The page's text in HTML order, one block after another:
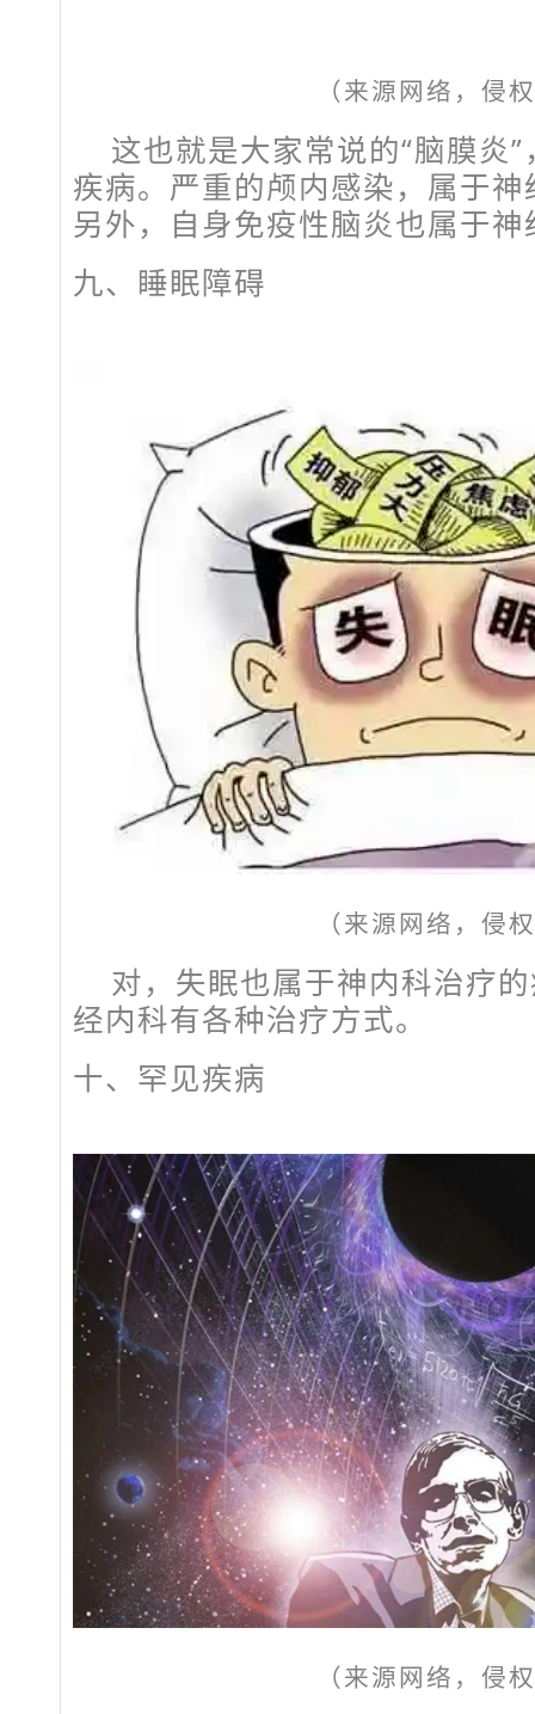
（来源网络，侵
这也就是大家常说的“脑膜炎
疾病。严重的颅内感染，属于
另外，自身免疫性脑炎也属于
九、睡眠障碍
（来源网络，侵
对，失眠也属于神内科治疗
经内科有各种治疗方式。
十、罕见疾病
（来源网络，侵